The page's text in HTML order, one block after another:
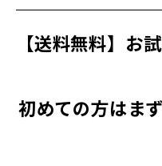
【送料無料】お
初めての方はま